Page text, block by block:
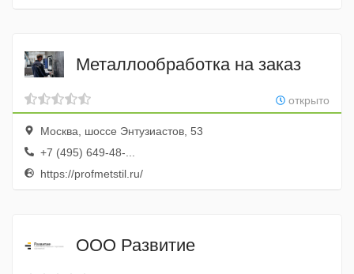
Металлообработка на заказ
открыто
Москва, шоссе Энтузиастов, 53
+7 (495) 649-48-...
https://profmetstil.ru/
ООО Развитие